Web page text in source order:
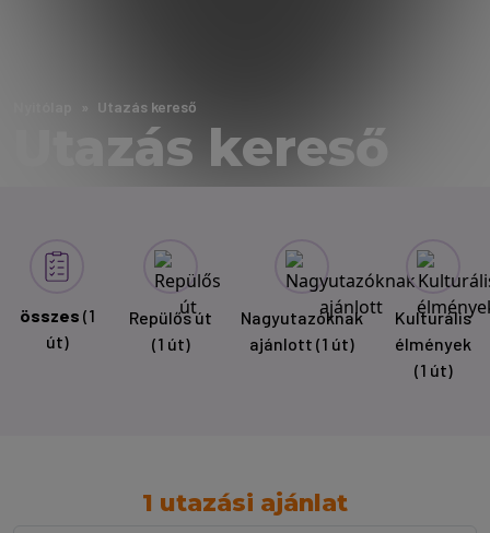
Utazás kereső
Utazás kereső
összes (1
út)
Repülős út
(1 út)
Nagyutazóknak
ajánlott (1 út)
Kulturális
élmények
(1 út)
1 utazási ajánlat